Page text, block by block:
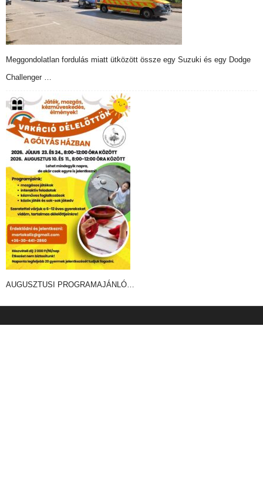
Meggondolatlan fordulás miatt ütközött össze egy Suzuki és egy Dodge
Challenger …
AUGUSZTUSI PROGRAMAJÁNLÓ…